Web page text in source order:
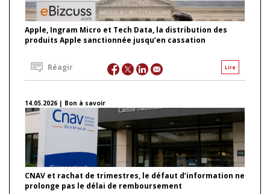
Apple, Ingram Micro et Tech Data, la distribution des
produits Apple sanctionnée jusqu’en cassation
Lire
Réagir
14.05.2026 | Bon à savoir
CNAV et rachat de trimestres, le défaut d’information ne
prolonge pas le délai de remboursement